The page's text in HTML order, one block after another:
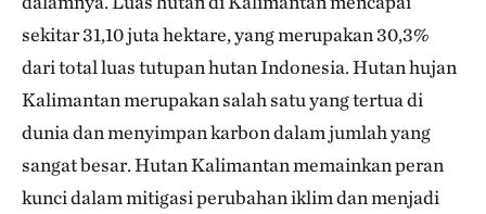
sekitar 31,10 juta hektare, yang merupakan 30,3%
dari total luas tutupan hutan Indonesia. Hutan hujan
Kalimantan merupakan salah satu yang tertua di
dunia dan menyimpan karbon dalam jumlah yang
sangat besar. Hutan Kalimantan memainkan peran
kunci dalam mitigasi perubahan iklim dan menjadi